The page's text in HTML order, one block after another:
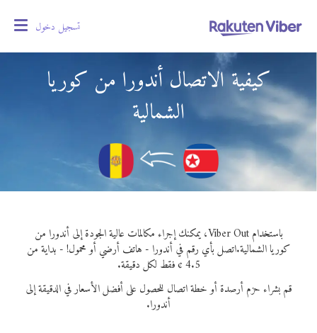
تسجيل دخول
كيفية الاتصال أندورا من كوريا
الشمالية
باستخدام Viber Out، يمكنك إجراء مكالمات عالية الجودة إلى أندورا من
كوريا الشمالية.اتصل بأي رقم في أندورا - هاتف أرضي أو محمول! - بداية من
4.5 ¢ فقط لكل دقيقة.
قم بشراء حزم أرصدة أو خطة اتصال للحصول على أفضل الأسعار في الدقيقة إلى
أندورا.